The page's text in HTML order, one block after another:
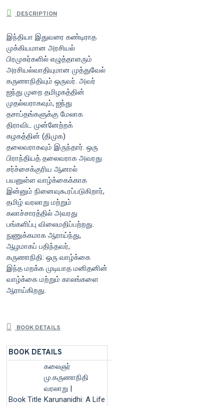
DESCRIPTION
இந்தியா இதுவரை கண்டிராத
முக்கியமான அரசியல்
பிரமுகர்களில் எழுத்தாளரும்
அரசியல்வாதியுமான முத்துவேல்
கருணாநிதியும் ஒருவர். அவர்
ஐந்து முறை தமிழகத்தின்
முதல்வராகவும், ஐந்து
தசாப்தங்களுக்கு மேலாக
திராவிட முன்னேற்றக்
கழகத்தின் (திமுக)
தலைவராகவும் இருந்தார். ஒரு
பிராந்தியத் தலைவராக அவரது
சர்ச்சைக்குரிய ஆனால்
பயனுள்ள வாழ்க்கைக்காக
இன்னும் நினைவுகூரப்படுகிறார்,
தமிழ் வரலாறு மற்றும்
கலாச்சாரத்தில் அவரது
பங்களிப்பு விலைமதிப்பற்றது.
நுணுக்கமாக ஆராய்ந்து,
ஆழமாகப் பதிந்தவர்,
கருணாநிதி: ஒரு வாழ்க்கை
இந்த மறக்க முடியாத மனிதனின்
வாழ்க்கை மற்றும் காலங்களை
ஆராய்கிறது.
BOOK DETAILS
BOOK DETAILS
Book Title
கலைஞர்
மு.கருணாநிதி
வரலாறு |
Karunanidhi: A Life